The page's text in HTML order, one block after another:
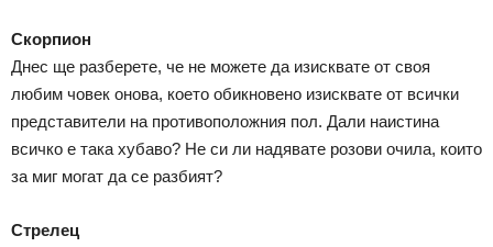
Скорпион
Днес ще разберете, че не можете да изисквате от своя
любим човек онова, което обикновено изисквате от всички
представители на противоположния пол. Дали наистина
всичко е така хубаво? Не си ли надявате розови очила, които
за миг могат да се разбият?
Стрелец